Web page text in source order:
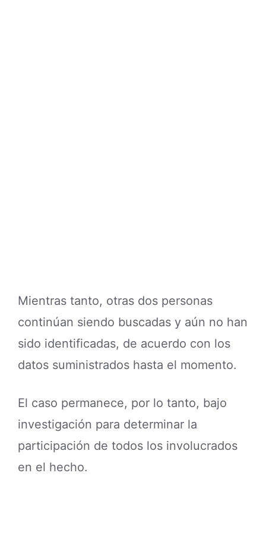
Mientras tanto, otras dos personas
continúan siendo buscadas y aún no han
sido identificadas, de acuerdo con los
datos suministrados hasta el momento.
El caso permanece, por lo tanto, bajo
investigación para determinar la
participación de todos los involucrados
en el hecho.